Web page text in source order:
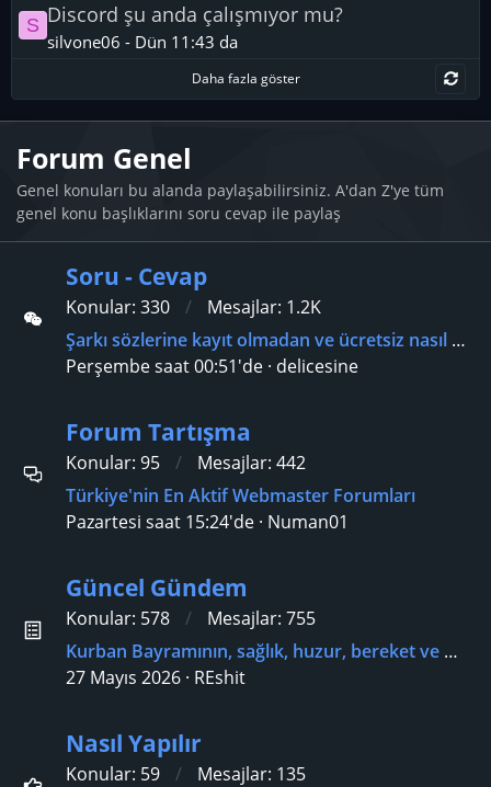
S Discord şu anda çalışmıyor mu?
silvone06 - Dün 11:43 da
Daha fazla göster
Forum Genel
Genel konuları bu alanda paylaşabilirsiniz. A'dan Z'ye tüm
genel konu başlıklarını soru cevap ile paylaş
Soru - Cevap
Konular 330 Mesajlar 1.2K
Şarkı sözlerine kayıt olmadan ve ücretsiz nasıl ulaşabilirim?
Perşembe saat 00:51'de delicesine
Forum Tartışma
Konular 95 Mesajlar 442
Türkiye'nin En Aktif Webmaster Forumları
Pazartesi saat 15:24'de Numan01
Güncel Gündem
Konular 578 Mesajlar 755
Kurban Bayramının, sağlık, huzur, bereket ve mutluluk getirmesini dileriz
27 Mayıs 2026 REshit
Nasıl Yapılır
Konular 59 Mesajlar 135